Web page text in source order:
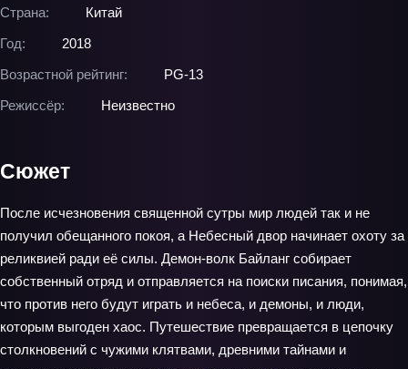
Страна:
Китай
Год:
2018
Возрастной рейтинг:
PG-13
Режиссёр:
Неизвестно
Сюжет
После исчезновения священной сутры мир людей так и не
получил обещанного покоя, а Небесный двор начинает охоту за
реликвией ради её силы. Демон-волк Байланг собирает
собственный отряд и отправляется на поиски писания, понимая,
что против него будут играть и небеса, и демоны, и люди,
которым выгоден хаос. Путешествие превращается в цепочку
столкновений с чужими клятвами, древними тайнами и